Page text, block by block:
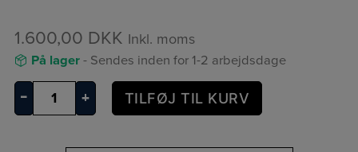
1.600,00 DKK Inkl. moms
På lager- Sendes inden for 1-2 arbejdsdage
–
RoomAlyzer
Mini+
+ TILFØJ TIL KURV